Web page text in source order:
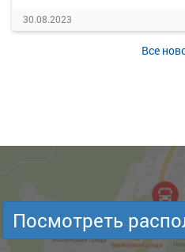
30.08.2023
Все
Посмотреть